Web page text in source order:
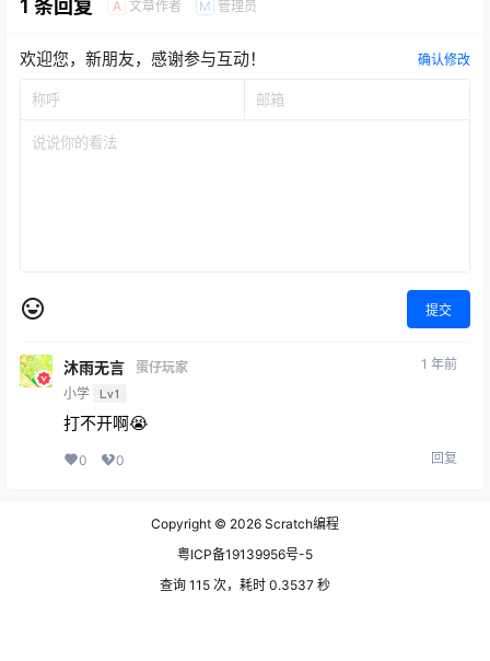
1 条回复 A 文章作者 M 管理员
欢迎您，新朋友，感谢参与互动！ 确认修改
提交
沐雨无言
蛋仔玩家
小学 Lv1
1 年前
打不开啊😭
0 0 回复
Copyright © 2026 Scratch编程
粤ICP备19139956号-5
查询 115 次，耗时 0.3537 秒